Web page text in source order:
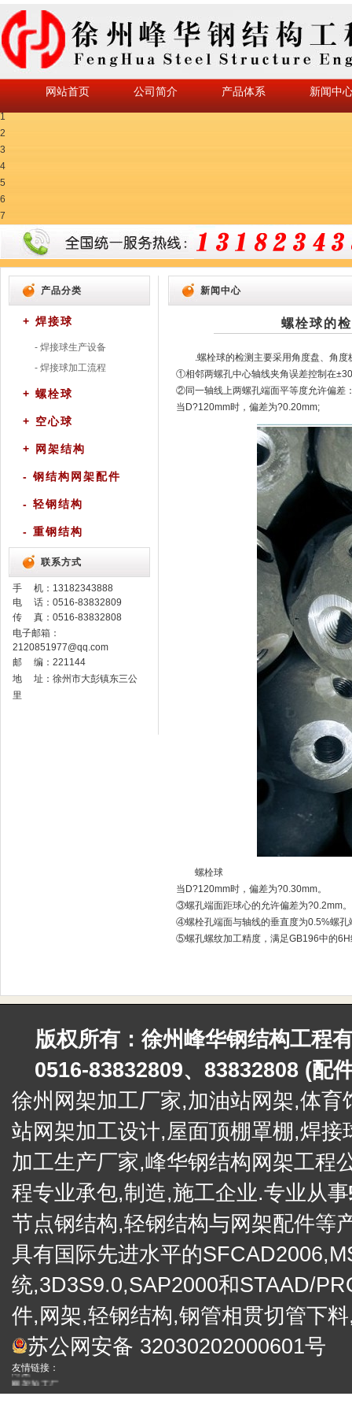
网站首页 公司简介 产品体系 新闻中
1
2
3
4
5
6
7
产品分类
+ 焊接球
- 焊接球生产设备
- 焊接球加工流程
+ 螺栓球
+ 空心球
+ 网架结构
- 钢结构网架配件
- 轻钢结构
- 重钢结构
联系方式
手 机： 13182343888
电 话：0516-83832809
传 真：0516-83832808
电子邮箱：
2120851977@qq.com
邮 编：221144
地 址：徐州市大彭镇东三公
里
新闻中心
螺栓球的
.螺栓球的检测主要采用角度盘、角
①相邻两螺孔中心轴线夹角误差控制在
②同一轴线上两螺孔端面平等度允许偏差
当D?120mm时，偏差为?0.20mm;
螺栓球
当D?120mm时，偏差为?0.30mm。
③螺孔端面距球心的允许偏差为?0.2mm。
④螺栓孔端面与轴线的垂直度为0.5%螺孔
⑤螺孔螺纹加工精度，满足GB196中的6H
版权所有：徐州峰华钢结构工程
0516-83832809、83832808 (配
徐州网架加工厂家,加油站网架,体育
站网架加工设计,屋面顶棚罩棚,焊接
加工生产厂家,峰华钢结构网架工程
程专业承包,制造,施工企业.专业从事
节点钢结构,轻钢结构与网架配件等
具有国际先进水平的
统,3D3S9.0,SAP2000和STAAD/
件,网架,轻钢结构,钢管相贯切管下
苏公网安备 32030202000601号
友情链接：
电子礼炮
礼炮
徐州网架厂
网架
网架加工厂
便携式金相